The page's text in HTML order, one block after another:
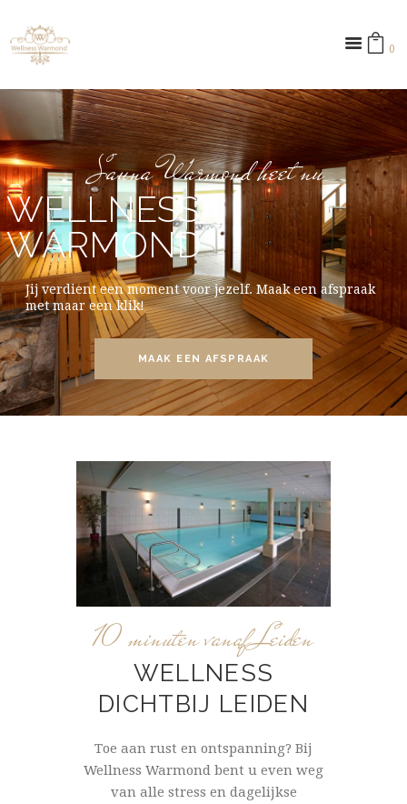
0 ­
Sauna Warmond heet nu
WELLNESS
WARMOND
Jij verdient een moment voor jezelf. Maak een afspraak
met maar een klik!
MAAK EEN AFSPRAAK
10 minuten vanaf Leiden
WELLNESS
DICHTBIJ LEIDEN
Toe aan rust en ontspanning? Bij
Wellness Warmond bent u even weg
van alle stress en dagelijkse